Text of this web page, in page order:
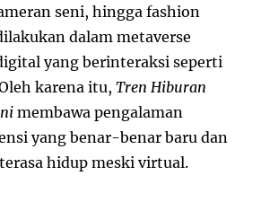
seni, hingga fashion
dalam metaverse
yang berinteraksi seperti
karena itu,Tren Hiburan
membawa pengalaman
yang benar-benar baru dan
hidup meski virtual.